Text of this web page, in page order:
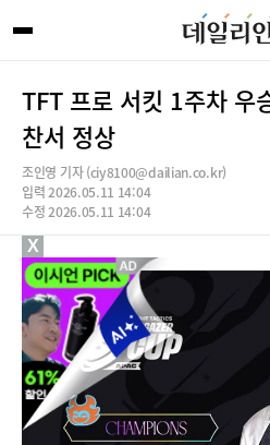
TFT 프로 서킷 1주차 우
찬서 정상
조인영 기자 (ciy8100@dailian.co.kr)
입력 2026.05.11 14:04
수정 2026.05.11 14:04
X